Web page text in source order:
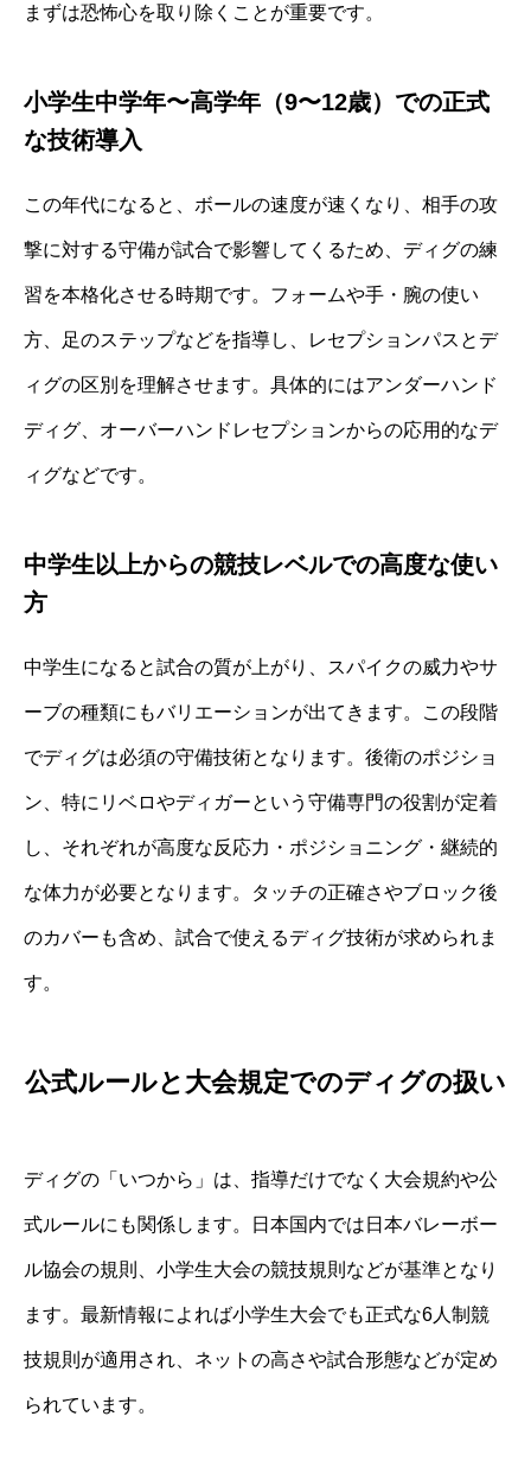
まずは恐怖心を取り除くことが重要です。
小学生中学年〜高学年（9〜12歳）での正式
な技術導入
この年代になると、ボールの速度が速くなり、相手の攻
撃に対する守備が試合で影響してくるため、ディグの練
習を本格化させる時期です。フォームや手・腕の使い
方、足のステップなどを指導し、レセプションパスとデ
ィグの区別を理解させます。具体的にはアンダーハンド
ディグ、オーバーハンドレセプションからの応用的なデ
ィグなどです。
中学生以上からの競技レベルでの高度な使い
方
中学生になると試合の質が上がり、スパイクの威力やサ
ーブの種類にもバリエーションが出てきます。この段階
でディグは必須の守備技術となります。後衛のポジショ
ン、特にリベロやディガーという守備専門の役割が定着
し、それぞれが高度な反応力・ポジショニング・継続的
な体力が必要となります。タッチの正確さやブロック後
のカバーも含め、試合で使えるディグ技術が求められま
す。
公式ルールと大会規定でのディグの扱い
ディグの「いつから」は、指導だけでなく大会規約や公
式ルールにも関係します。日本国内では日本バレーボー
ル協会の規則、小学生大会の競技規則などが基準となり
ます。最新情報によれば小学生大会でも正式な6人制競
技規則が適用され、ネットの高さや試合形態などが定め
られています。